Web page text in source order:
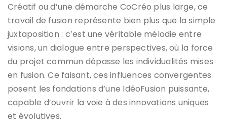
Créatif ou d’une démarche CoCréo plus large, ce
travail de fusion représente bien plus que la simple
juxtaposition : c’est une véritable mélodie entre
visions, un dialogue entre perspectives, où la force
du projet commun dépasse les individualités mises
en fusion. Ce faisant, ces influences convergentes
posent les fondations d’une IdéoFusion puissante,
capable d’ouvrir la voie à des innovations uniques
et évolutives.